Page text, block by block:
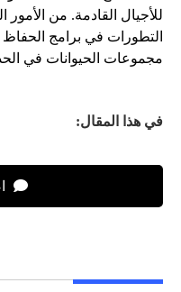
للأجيال القادمة. من
التطورات في برامج
مجموعات الحيوانات في
في هذا المقال: